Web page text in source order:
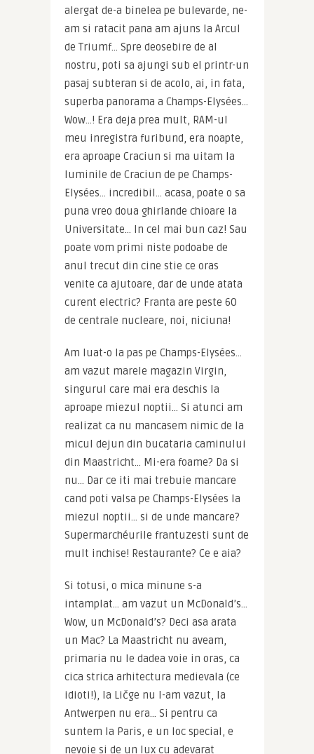
alergat de-a binelea pe bulevarde, ne-
am si ratacit pana am ajuns la Arcul
de Triumf… Spre deosebire de al
nostru, poti sa ajungi sub el printr-un
pasaj subteran si de acolo, ai, in fata,
superba panorama a Champs-Elysées…
Wow…! Era deja prea mult, RAM-ul
meu inregistra furibund, era noapte,
era aproape Craciun si ma uitam la
luminile de Craciun de pe Champs-
Elysées… incredibil… acasa, poate o sa
puna vreo doua ghirlande chioare la
Universitate… In cel mai bun caz! Sau
poate vom primi niste podoabe de
anul trecut din cine stie ce oras
venite ca ajutoare, dar de unde atata
curent electric? Franta are peste 60
de centrale nucleare, noi, niciuna!
Am luat-o la pas pe Champs-Elysées…
am vazut marele magazin Virgin,
singurul care mai era deschis la
aproape miezul noptii… Si atunci am
realizat ca nu mancasem nimic de la
micul dejun din bucataria caminului
din Maastricht… Mi-era foame? Da si
nu… Dar ce iti mai trebuie mancare
cand poti valsa pe Champs-Elysées la
miezul noptii… si de unde mancare?
Supermarchéurile frantuzesti sunt de
mult inchise! Restaurante? Ce e aia?
Si totusi, o mica minune s-a
intamplat… am vazut un McDonald’s…
Wow, un McDonald’s? Deci asa arata
un Mac? La Maastricht nu aveam,
primaria nu le dadea voie in oras, ca
cica strica arhitectura medievala (ce
idioti!), la Ličge nu l-am vazut, la
Antwerpen nu era… Si pentru ca
suntem la Paris, e un loc special, e
nevoie si de un lux cu adevarat